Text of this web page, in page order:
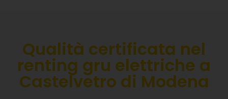
Qualità certificata nel
renting gru elettriche a
Castelvetro di Modena